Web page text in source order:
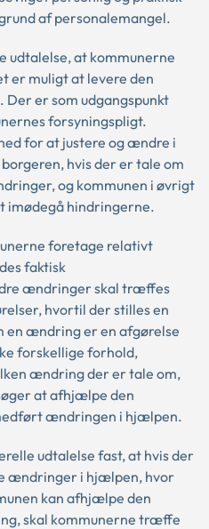
af personalemangel.
udtalelse, at kommunerne
er muligt at levere den
er som udgangspunkt
forsyningspligt.
for at justere og ændre i
hvis der er tale om
og kommunen i øvrigt
imødegå hindringerne.
foretage relativt
faktisk
ændringer skal træffes
hvortil der stilles en
en ændring er en afgørelse
forskellige forhold,
ændring der er tale om,
at afhjælpe den
ændringen i hjælpen.
udtalelse fast, at hvis der
ændringer i hjælpen, hvor
kan afhjælpe den
skal kommunerne træffe